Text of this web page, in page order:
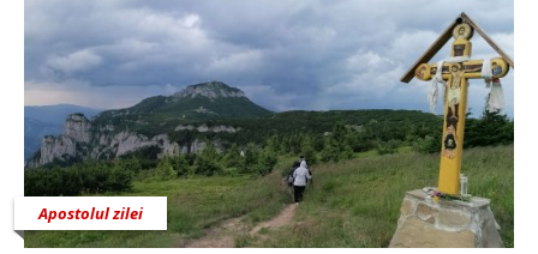
Apostolul zilei